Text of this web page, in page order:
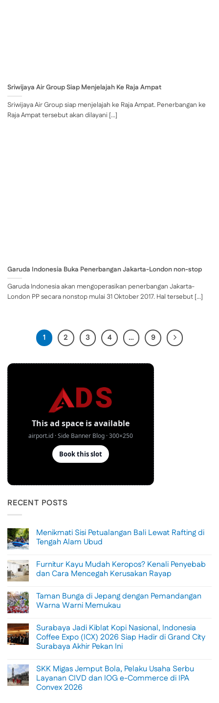
Sriwijaya Air Group Siap Menjelajah Ke Raja Ampat
Sriwijaya Air Group siap menjelajah ke Raja Ampat. Penerbangan ke
Raja Ampat tersebut akan dilayani [...]
Garuda Indonesia Buka Penerbangan Jakarta-London non-stop
Garuda Indonesia akan mengoperasikan penerbangan Jakarta-
London PP secara nonstop mulai 31 Oktober 2017. Hal tersebut [...]
1 2 3 4 … 9
RECENT POSTS
Menikmati Sisi Petualangan Bali Lewat Rafting di
Tengah Alam Ubud
on
Menikmati
Sisi
Lewat
Rafting
di
Ubud
Furnitur Kayu Mudah Keropos? Kenali Penyebab
dan Cara Mencegah Kerusakan Rayap
on
Furnitur
Kayu
Kenali
Penyebab
dan
Cara
Rayap
Taman Bunga di Jepang dengan Pemandangan
Warna Warni Memukau
on
Taman
Bunga
di
Pemandangan
Warna
Warni
Memukau
Surabaya Jadi Kiblat Kopi Nasional, Indonesia
Coffee Expo (ICX) 2026 Siap Hadir di Grand City
Surabaya Akhir Pekan Ini
on
Surabaya
Jadi
Kiblat
SKK Migas Jemput Bola, Pelaku Usaha Serbu
Layanan CIVD dan IOG e-Commerce di IPA
Convex 2026